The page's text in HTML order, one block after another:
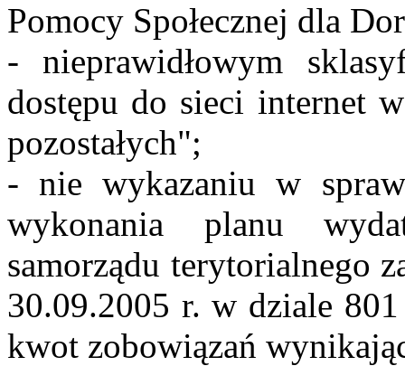
Pomocy Społecznej dla
- nieprawidłowym
dostępu do sieci internet
pozostałych";
- nie wykazaniu w
wykonania planu
samorządu terytorialnego
30.09.2005 r. w dziale
kwot zobowiązań